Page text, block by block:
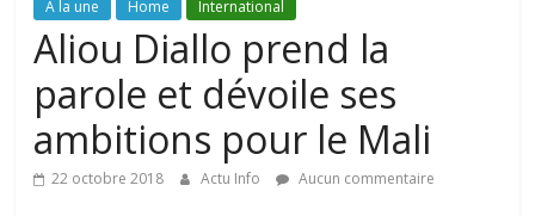
A la une Home International
Aliou Diallo prend la
parole et dévoile ses
ambitions pour le Mali
22 octobre 2018 Actu Info Aucun commentaire